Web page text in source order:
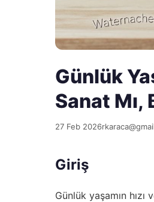
Günlük
Sanat
27 Feb 2026
Giriş
Günlük yaşamın